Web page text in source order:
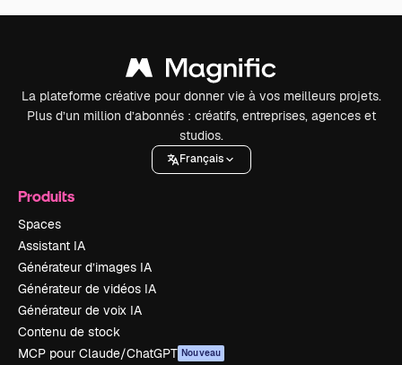
La plateforme créative pour donner vie à vos meilleurs projets.
Plus d’un million d’abonnés : créatifs, entreprises, agences et
studios.
Français
Produits
Spaces
Assistant IA
Générateur d’images IA
Générateur de vidéos IA
Générateur de voix IA
Contenu de stock
MCP pour Claude/ChatGPT Nouveau